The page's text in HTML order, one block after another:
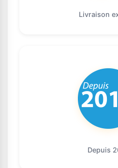
Livraison
Depuis